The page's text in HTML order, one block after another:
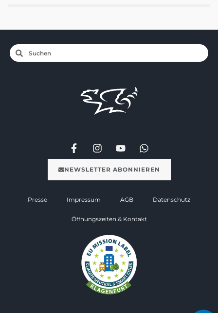
NEWSLETTER ABONNIEREN
Presse Impressum AGB Datenschutz
Öffnungszeiten & Kontakt